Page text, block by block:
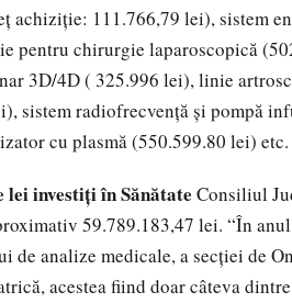
achiziție: 111.766,79 lei), sistem
pentru chirurgie laparoscopică
3D/4D ( 325.996 lei), linie
sistem radiofrecvență și pompă
cu plasmă (550.599.80 lei) etc.
lei investiţi în Sănătate Consiliul
59.789.183,47 lei. “În
de analize medicale, a secției de
acestea fiind doar câteva